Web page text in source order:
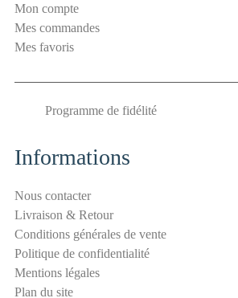
i
t
é
i
a
n
t
i
-
s
Mon compte
Mes commandes
Mes favoris
Programme de fidélité
Informations
Nous contacter
Livraison & Retour
Conditions générales de vente
Politique de confidentialité
Mentions légales
Plan du site